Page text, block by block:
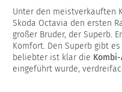
Unter den meistverkauften
Skoda Octavia den ersten
großer Bruder, der Superb.
Komfort. Den Superb gibt
beliebter ist klar die
eingeführt wurde,